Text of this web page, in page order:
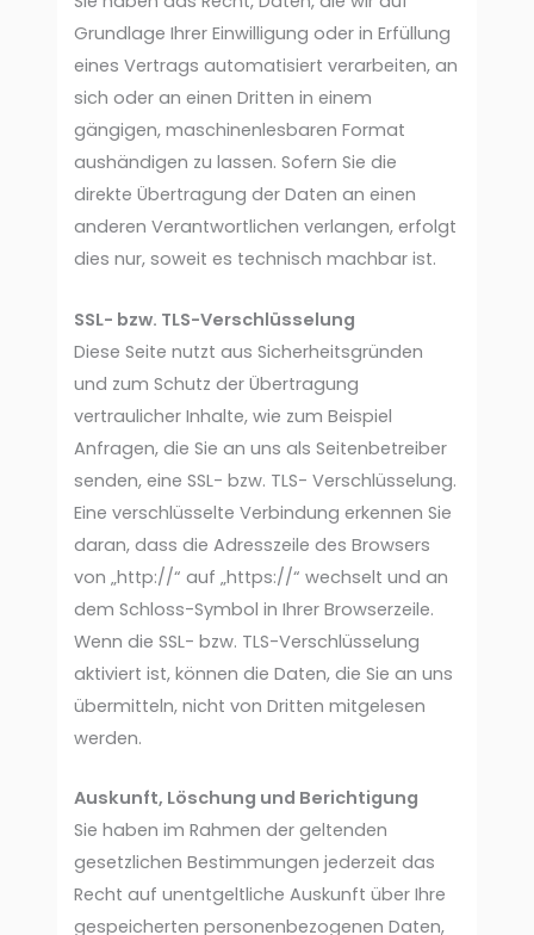
Grundlage Ihrer Einwilligung oder in Erfüllung
eines Vertrags automatisiert verarbeiten, an
sich oder an einen Dritten in einem
gängigen, maschinenlesbaren Format
aushändigen zu lassen. Sofern Sie die
direkte Übertragung der Daten an einen
anderen Verantwortlichen verlangen, erfolgt
dies nur, soweit es technisch machbar ist.
SSL- bzw. TLS-Verschlüsselung
Diese Seite nutzt aus Sicherheitsgründen
und zum Schutz der Übertragung
vertraulicher Inhalte, wie zum Beispiel
Anfragen, die Sie an uns als Seitenbetreiber
senden, eine SSL- bzw. TLS- Verschlüsselung.
Eine verschlüsselte Verbindung erkennen Sie
daran, dass die Adresszeile des Browsers
von „http://“ auf „https://“ wechselt und an
dem Schloss-Symbol in Ihrer Browserzeile.
Wenn die SSL- bzw. TLS-Verschlüsselung
aktiviert ist, können die Daten, die Sie an uns
übermitteln, nicht von Dritten mitgelesen
werden.
Auskunft, Löschung und Berichtigung
Sie haben im Rahmen der geltenden
gesetzlichen Bestimmungen jederzeit das
Recht auf unentgeltliche Auskunft über Ihre
gespeicherten personenbezogenen Daten,